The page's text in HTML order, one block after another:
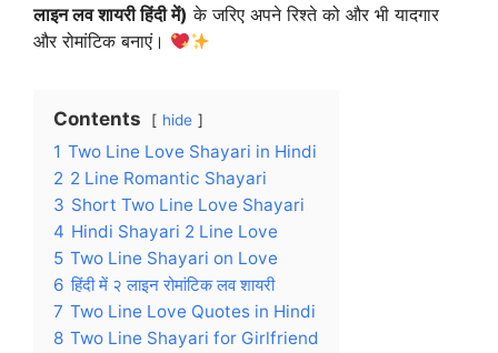
लाइन लव शायरी हिंदी में) के जरिए अपने रिश्ते को और भी यादगार
और रोमांटिक बनाएं।
Contents hide
1 Two Line Love Shayari in Hindi
2 2 Line Romantic Shayari
3 Short Two Line Love Shayari
4 Hindi Shayari 2 Line Love
5 Two Line Shayari on Love
6 हिंदी में २ लाइन रोमांटिक लव शायरी
7 Two Line Love Quotes in Hindi
8 Two Line Shayari for Girlfriend